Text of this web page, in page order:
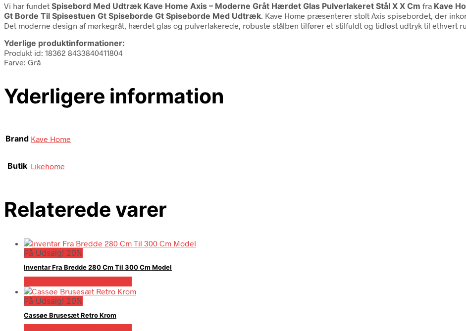
Vi har fundet Spisebord Med Udtræk Kave Home Axis – Moderne Gråt Hærdet Glas Pulverlakeret Stål X X Cm fra Kave
Gt Borde Til Spisestuen Gt Spiseborde Gt Spiseborde Med Udtræk . Kave Home præsenterer stolt Axis spisebordet, der
Det moderne design af mørkegråt, hærdet glas og pulverlakerede, robuste stålben tilfører et stilfuldt og tidløst udtryk til ethvert
Yderlige produktinformationer:
Produkt id: 18362 8433840411804
Farve: Grå
Yderligere information
Brand Kave Home
Butik Likehome
Relaterede varer
På Udsalg! 20%
Inventar Fra Bredde 280 Cm Til 300 Cm Model
På Udsalg! 20%
Cassøe Brusesæt Retro Krom